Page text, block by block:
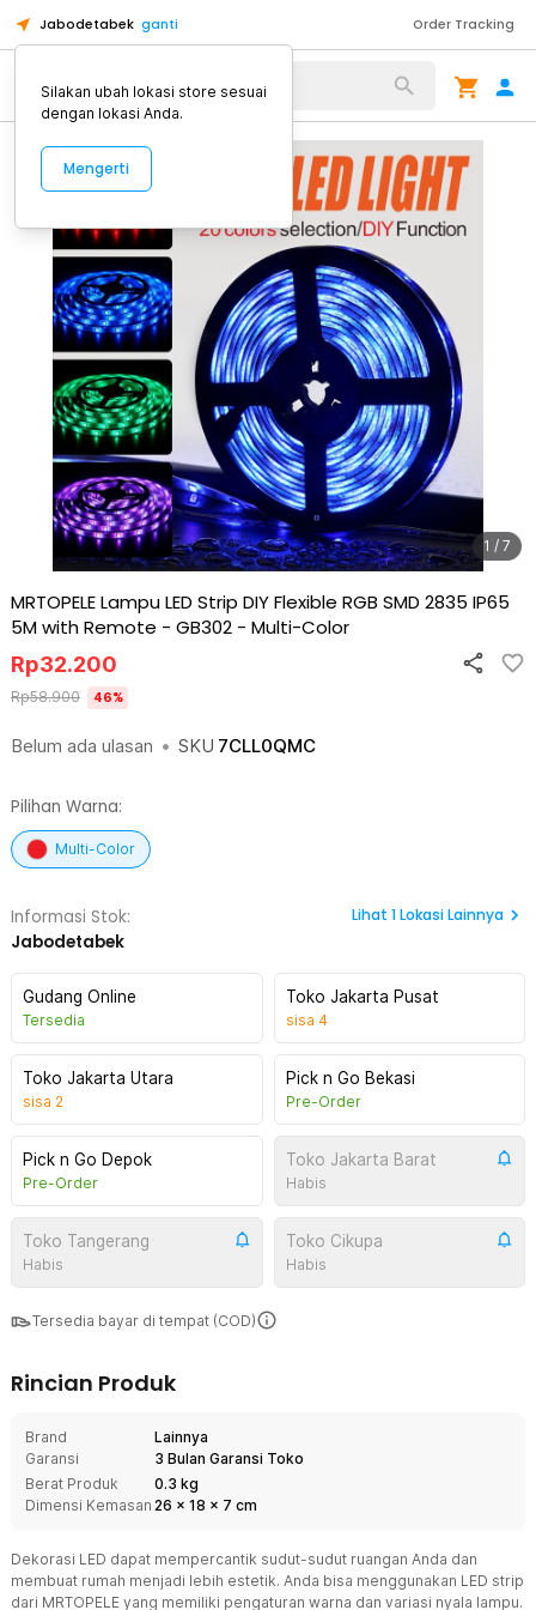
Jabodetabek ganti Order Tracking
Alat Kopi
1 / 7
MRTOPELE Lampu LED Strip DIY Flexible RGB SMD 2835 IP65
5M with Remote - GB302 - Multi-Color
Belum ada ulasan • SKU 7CLL0QMC
Rp32.200
Rp58.900 46%
Pilihan Warna:
Multi-Color
Informasi Stok:
Jabodetabek
Lihat 1Lokasi Lainnya
Gudang Online
Tersedia
Toko Jakarta Pusat
sisa 4
Toko Jakarta Utara
sisa 2
Pick n Go Bekasi
Pre-Order
Pick n Go Depok
Pre-Order
Toko Jakarta Barat
Habis
Toko Tangerang
Habis
Toko Cikupa
Habis
Tersedia bayar di tempat (COD)
Rincian Produk
Brand
Lainnya
Garansi
3 Bulan Garansi Toko
Berat Produk
0.3 kg
Dimensi Kemasan 26 x 18 x 7 cm
Dekorasi LED dapat mempercantik sudut-sudut ruangan Anda dan
membuat rumah menjadi lebih estetik. Anda bisa menggunakan LED strip
dari MRTOPELE yang memiliki pengaturan warna dan variasi nyala lampu.
Silakan ubah lokasi store sesuai
dengan lokasi Anda.
Mengerti